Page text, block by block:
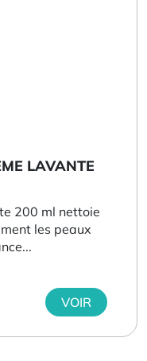
LAVANTE
200 ml nettoie
les peaux
VOIR